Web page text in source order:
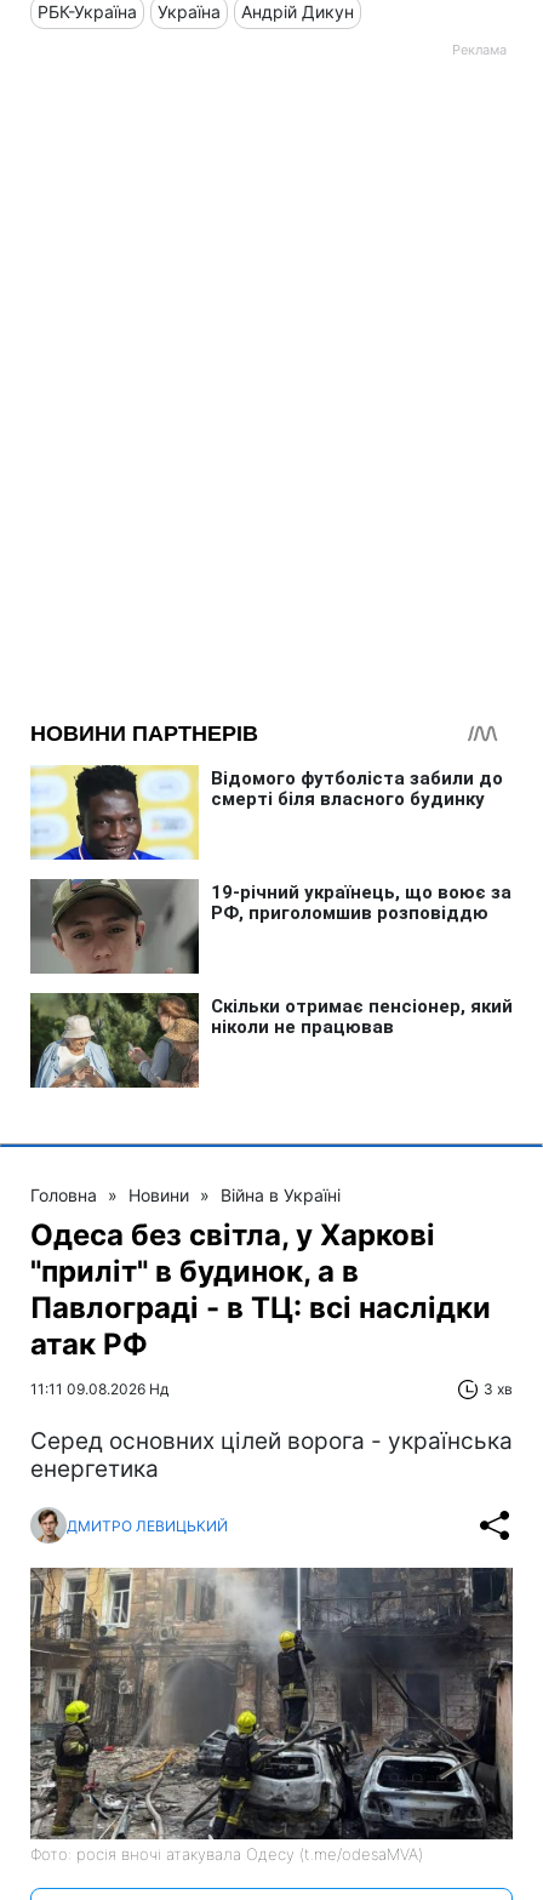
РБК-Україна Україна Андрій Дикун
Головна » Новини » Війна в Україні
Одеса без світла, у Харкові
"приліт" в будинок, а в
Павлограді - в ТЦ: всі наслідки
атак РФ
11:11 09.08.2026 Нд 3 хв
Серед основних цілей ворога - українська
енергетика
ДМИТРО ЛЕВИЦЬКИЙ
Фото: росія вночі атакувала Одесу (t.me/odesaMVA)